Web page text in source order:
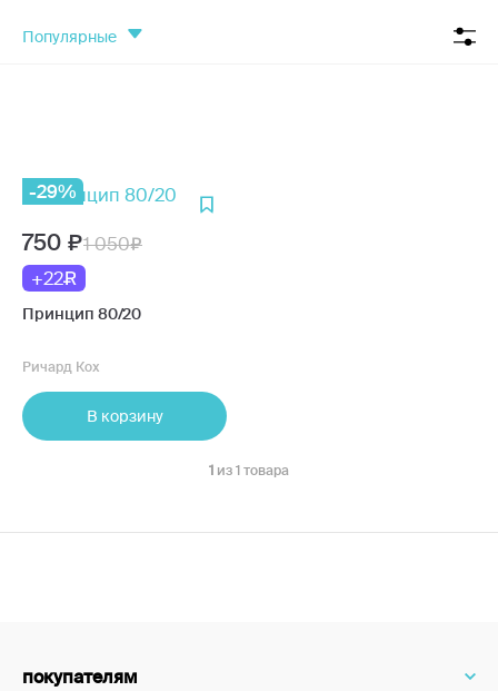
популярные
-29%
750
1 050
+22
Принцип 80/20
Ричард Кох
В корзину
1 из 1 товара
покупателям